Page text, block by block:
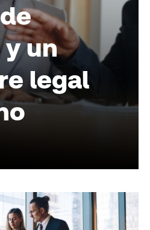
y un
legal